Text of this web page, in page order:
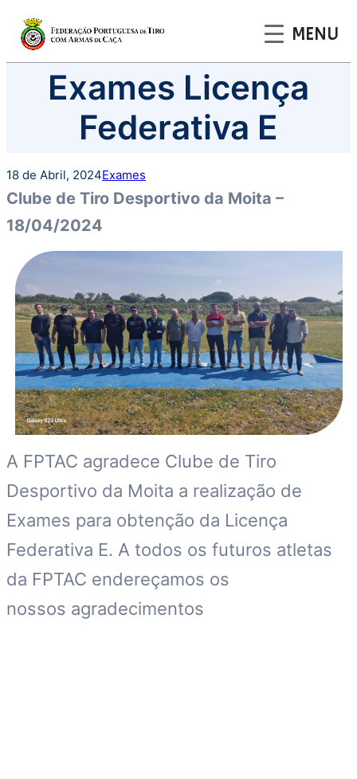
MENU
Exames Licença
Federativa E
18 de Abril, 2024Exames
Clube de Tiro Desportivo da Moita –
18/04/2024
A FPTAC agradece Clube de Tiro
Desportivo da Moita a realização de
Exames para obtenção da Licença
Federativa E. A todos os futuros atletas
da FPTAC endereçamos os
nossos agradecimentos